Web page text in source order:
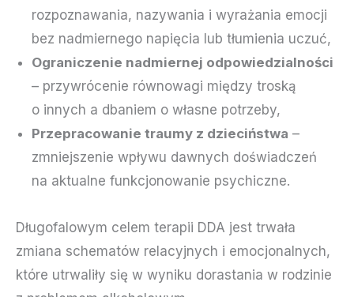
rozpoznawania, nazywania i wyrażania emocji
bez nadmiernego napięcia lub tłumienia uczuć,
Ograniczenie nadmiernej odpowiedzialności
– przywrócenie równowagi między troską
o innych a dbaniem o własne potrzeby,
Przepracowanie traumy z dzieciństwa –
zmniejszenie wpływu dawnych doświadczeń
na aktualne funkcjonowanie psychiczne.
Długofalowym celem terapii DDA jest trwała
zmiana schematów relacyjnych i emocjonalnych,
które utrwaliły się w wyniku dorastania w rodzinie